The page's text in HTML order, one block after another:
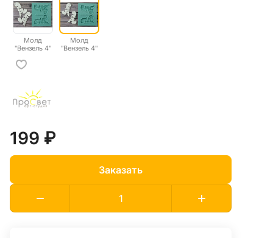
Молд
"Вензель 4"
Молд
"Вензель 4"
199 ₽
Заказать